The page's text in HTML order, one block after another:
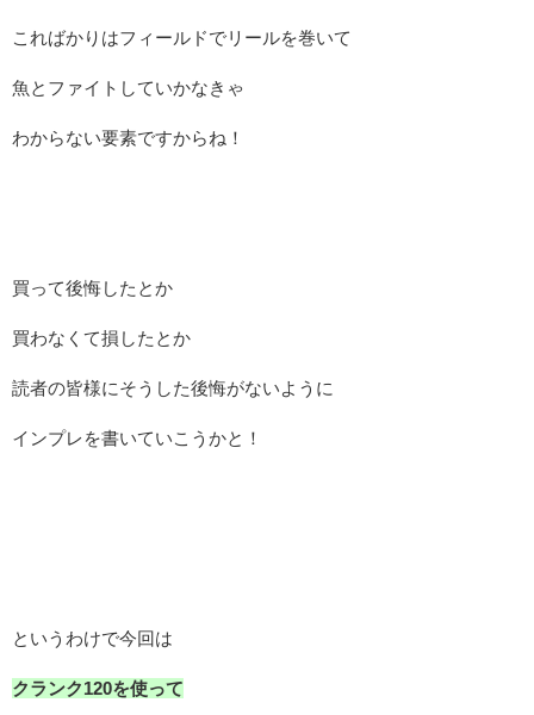
こればかりはフィールドでリールを巻いて
魚とファイトしていかなきゃ
わからない要素ですからね！
買って後悔したとか
買わなくて損したとか
読者の皆様にそうした後悔がないように
インプレを書いていこうかと！
というわけで今回は
クランク120を使って